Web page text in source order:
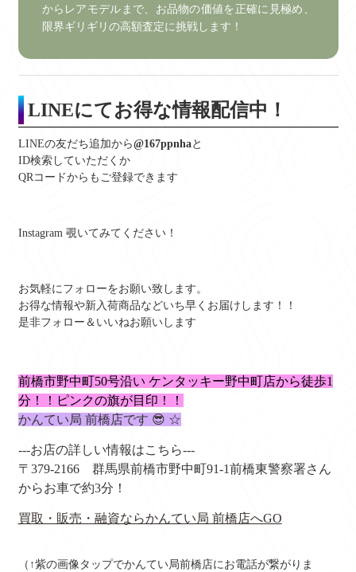
からレアモデルまで、お品物の価値を正確に見極め、
限界ギリギリの高額査定に挑戦します！
LINEにてお得な情報配信中！
LINEの友だち追加から@167ppnhaと
ID検索していただくか
QRコードからもご登録できます
Instagram 覗いてみてください！
お気軽にフォローをお願い致します。
お得な情報や新入荷商品などいち早くお届けします！！
是非フォロー＆いいねお願いします
前橋市野中町50号沿い ケンタッキー野中町店から徒歩1
分！！ピンクの旗が目印！！
かんてい局 前橋店です 😎 ☆
---お店の詳しい情報はこちら---
〒379-2166 群馬県前橋市野中町91-1前橋東警察署さん
からお車で約3分！
買取・販売・融資ならかんてい局 前橋店へGO
（↑紫の画像タップでかんてい局前橋店にお電話が繋がりま